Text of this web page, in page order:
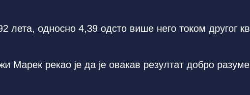
лета, односно 4,39 одсто више него током другог
Марек рекао је да је овакав резултат добро